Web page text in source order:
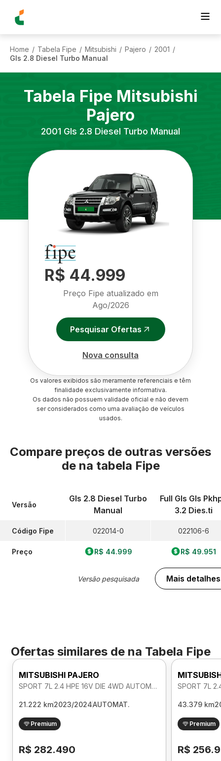
Home / Tabela Fipe / Mitsubishi / Pajero / 2001 /
Gls 2.8 Diesel Turbo Manual
Tabela Fipe Mitsubishi
Pajero
2001 Gls 2.8 Diesel Turbo Manual
R$ 44.999
Preço Fipe atualizado em
Ago/2026
Pesquisar Ofertas
Nova consulta
Os valores exibidos são meramente referenciais e têm
finalidade exclusivamente informativa.
Os dados não possuem validade oficial e não devem
ser considerados como uma avaliação de veículos
usados.
Compare preços de outras versões
de na tabela Fipe
Versão
Código Fipe
Preço
Gls 2.8 Diesel Turbo
Manual
022014-0
R$ 44.999
Versão pesquisada
Full Gls Gls
3.2 Dies.ti
022106-6
R$ 49.951
Mais detalhes
Ofertas similares de na Tabela Fipe
MITSUBISHI PAJERO
SPORT 7L 2.4 HPE 16V DIE 4WD AUTOMATICO
21.222 km2023/2024AUTOMAT.
Premium
R$ 282.490
43.379 km
Premium
R$